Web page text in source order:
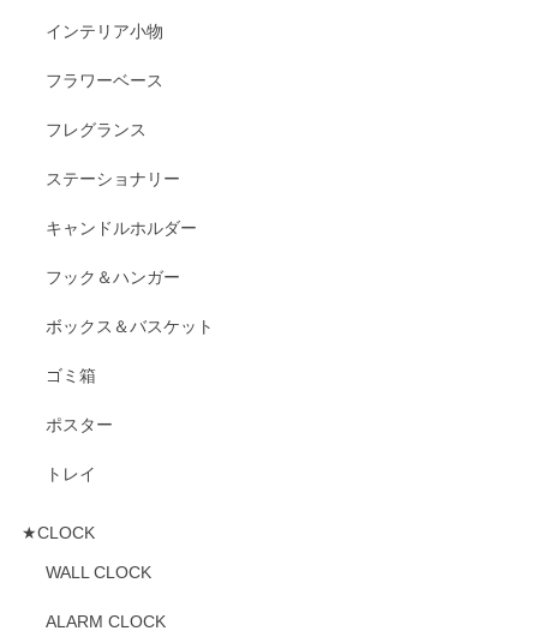
インテリア小物
フラワーベース
フレグランス
ステーショナリー
キャンドルホルダー
フック＆ハンガー
ボックス＆バスケット
ゴミ箱
ポスター
トレイ
★CLOCK
WALL CLOCK
ALARM CLOCK